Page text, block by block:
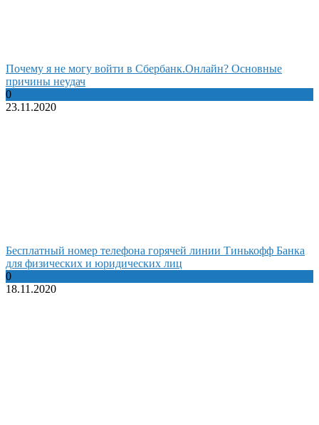
Почему я не могу войти в Сбербанк.Онлайн? Основные
причины неудач
0
23.11.2020
Бесплатный номер телефона горячей линии Тинькофф Банка
для физических и юридических лиц
0
18.11.2020